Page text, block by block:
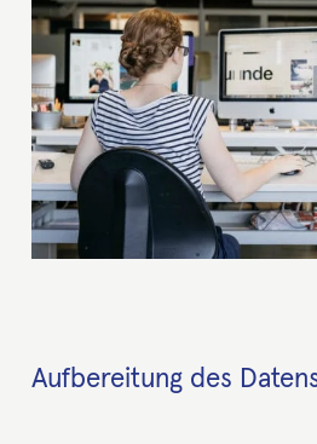
Aufbereitung des